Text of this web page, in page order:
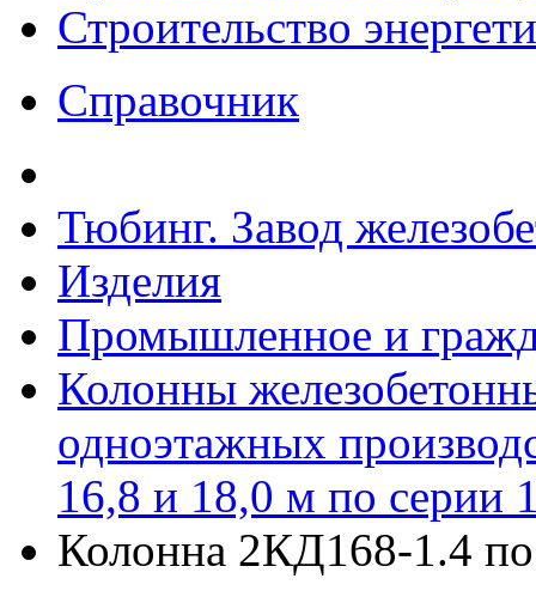
Строительство
Справочник
Тюбинг. Завод
Изделия
Промышленное и
Колонны
одноэтажных
16,8 и 18,0 м по серии
Колонна 2КД168-1.4